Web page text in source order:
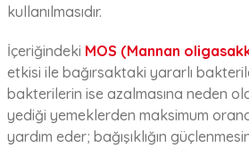
kullanılmasıdır.
İçeriğindeki MOS (Mannan
etkisi ile bağırsaktaki yararlı
bakterilerin ise azalmasına neden
yediği yemeklerden maksimum
yardım eder; bağışıklığın